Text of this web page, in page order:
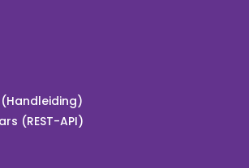
(REST-API)